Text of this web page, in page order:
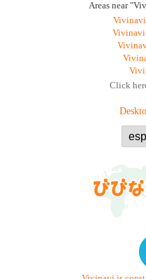
Areas near
Vivinavi
Vivinavi
Click